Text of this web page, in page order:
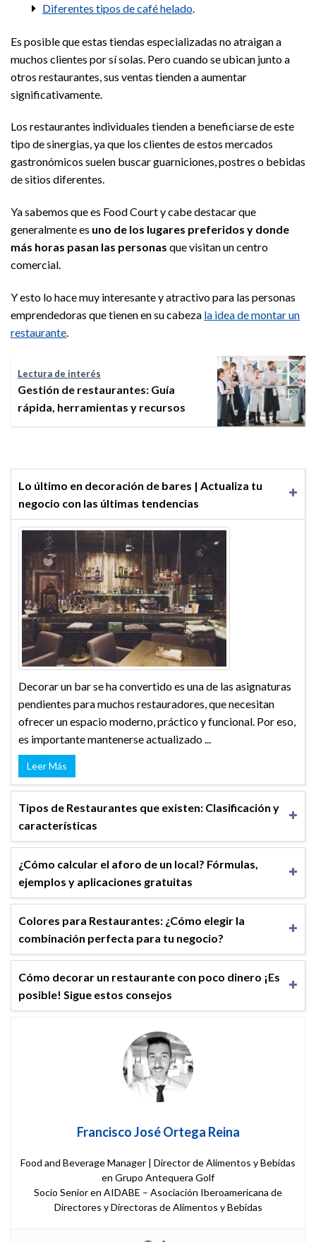
Diferentes tipos de café helado.
Es posible que estas tiendas especializadas no atraigan a
muchos clientes por sí solas. Pero cuando se ubican junto a
otros restaurantes, sus ventas tienden a aumentar
significativamente.
Los restaurantes individuales tienden a beneficiarse de este
tipo de sinergias, ya que los clientes de estos mercados
gastronómicos suelen buscar guarniciones, postres o bebidas
de sitios diferentes.
Ya sabemos que es Food Court y cabe destacar que
generalmente es uno de los lugares preferidos y donde
más horas pasan las personas que visitan un centro
comercial.
Y esto lo hace muy interesante y atractivo para las personas
emprendedoras que tienen en su cabeza la idea de montar un
restaurante.
Lectura de interés
Gestión de restaurantes: Guía
rápida, herramientas y recursos
Lo último en decoración de bares | Actualiza tu
negocio con las últimas tendencias
Decorar un bar se ha convertido es una de las asignaturas
pendientes para muchos restauradores, que necesitan
ofrecer un espacio moderno, práctico y funcional. Por eso,
es importante mantenerse actualizado ...
Leer Más
Tipos de Restaurantes que existen: Clasificación y
características
¿Cómo calcular el aforo de un local? Fórmulas,
ejemplos y aplicaciones gratuitas
Colores para Restaurantes: ¿Cómo elegir la
combinación perfecta para tu negocio?
Cómo decorar un restaurante con poco dinero ¡Es
posible! Sigue estos consejos
Francisco José Ortega Reina
Food and Beverage Manager | Director de Alimentos y Bebidas
en Grupo Antequera Golf
Socio Senior en AIDABE – Asociación Iberoamericana de
Directores y Directoras de Alimentos y Bebidas